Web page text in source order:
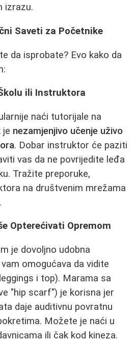
izrazu.
Saveti za Početnike
da isprobate? Evo kako da
ili Instruktora
naći tutorijale na
je nezamjenjivo učenje uživo
. Dobar instruktor će paziti
vas da ne povrijedite leđa
Tražite preporuke,
na društvenim mrežama
Opterećivati Opremom
je dovoljno udobna
omogućava da vidite
i top). Marama sa
"hip scarf") je korisna jer
daje auditivnu povratnu
Možete je naći u
ili čak kod kineza.